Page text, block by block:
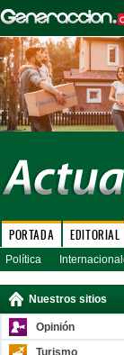
PORTADA EDITORIAL
Política
Nuestros sitios
Opinión
Turismo